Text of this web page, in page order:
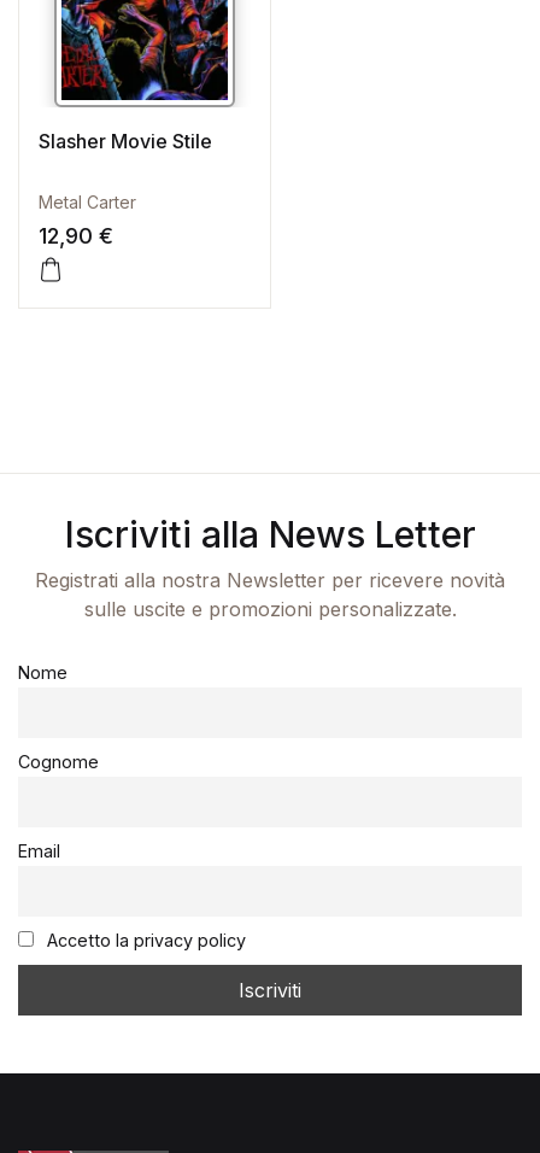
Slasher Movie Stile
Metal Carter
12,90 €
Iscriviti alla News Letter
Registrati alla nostra Newsletter per ricevere novità
sulle uscite e promozioni personalizzate.
Nome
Cognome
Email
Accetto la privacy policy